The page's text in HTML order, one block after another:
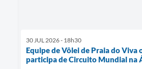
30 JUL 2026 - 18h30
Equipe de Vôlei de Praia do Viva
participa de Circuito Mundial na